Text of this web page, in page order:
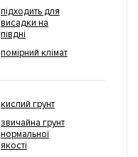
підходить для
висадки на
півдні
помірний клімат
кислий грунт
звичайна грунт
нормальної
якості